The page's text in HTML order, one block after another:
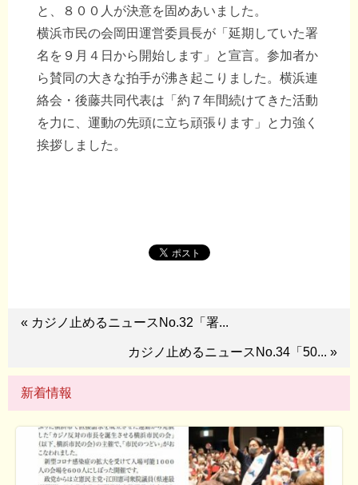
と、８００人が決意を固めあいました。
横浜市民の会岡田運営委員長が「延期していた署
名を９月４日から開始します」と宣言。参加者か
ら賛同の大きな拍手が沸き起こりました。横浜連
絡会・後藤共同代表は「約７年間続けてきた活動
を力に、運動の先頭に立ち頑張ります」と力強く
挨拶しました。
« カジノ止めるニュースNo.32「署...
カジノ止めるニュースNo.34「50... »
新着情報